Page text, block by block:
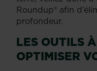
Roundup® afin
profondeur.
LES OUTILS
OPTIMISER